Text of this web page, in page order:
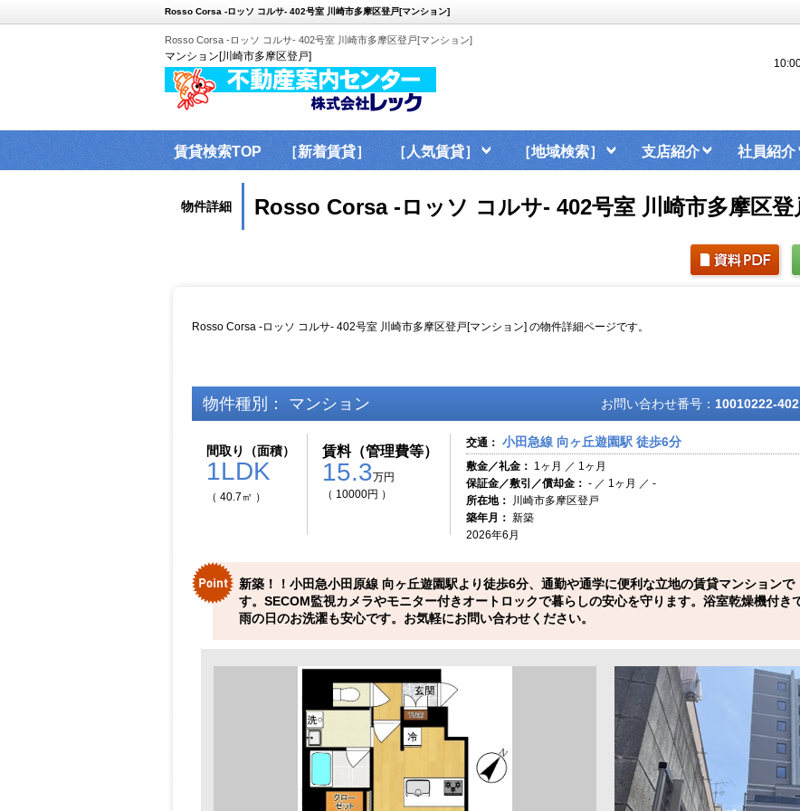
Rosso Corsa -ロッソ コルサ- 402号室 川崎市多摩区登戸[マンション]
Rosso Corsa -ロッソ コルサ- 402号室 川崎市多摩区登戸[マンション]
マンション[川崎市多摩区登戸]
賃貸検索TOP ［新着賃貸］ ［人気賃貸］ ［地域検索］ 支店紹介 社員紹介
物件詳細 Rosso Corsa -ロッソ コルサ- 402号室 川崎市多摩区
Rosso Corsa -ロッソ コルサ- 402号室 川崎市多摩区登戸[マンション] の物件詳細ページです。
物件種別： マンション お問い合わせ番号： 10010222-402
間取り（面積）
1LDK
（ 40.7㎡ ）
賃料（管理費等）
15.3万円
（ 10000円 ）
交通： 小田急線 向ヶ丘遊園駅 徒歩6分
敷金／礼金： 1ヶ月 ／ 1ヶ月
保証金／敷引／償却金： - ／ 1ヶ月 ／ -
所在地：
川崎市多摩区登戸
築年月： 新築
2026年6月
新築！！小田急小田原線 向ヶ丘遊園駅より徒歩6分、通勤や通学に便利な立地の賃貸マンションで
す。SECOM監視カメラやモニター付きオートロックで暮らしの安心を守ります。浴室乾燥機付き
雨の日のお洗濯も安心です。お気軽にお問い合わせください。